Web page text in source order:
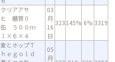
クリアアサ
ヒ 糖質０
缶 ５００ｍ
ｌ×６×４
03
月
16
日
323145% 6% 3319
麦とホップＴ
ｈｅｇｏｌｄ
05
月